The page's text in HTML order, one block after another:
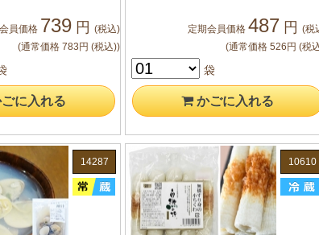
員価格 739 円(税込)
(通常価格783 円(税込))
に入れる
定期会員価格 487 円(税
(通常価格526 円(税
袋
かごに入れる
14287 10610